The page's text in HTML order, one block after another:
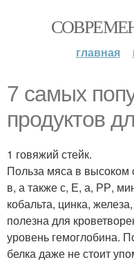
главная
7 самых
продуктов
1 говяжий стейк.
Польза мяса в высоком
в, а также с, Е, а, РР,
кобальта, цинка,
полезна для
уровень гемоглобина.
белка даже не стоит